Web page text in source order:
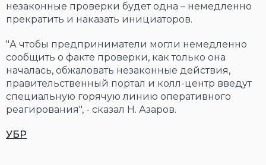
незаконные проверки будет одна – немедленно
прекратить и наказать инициаторов.
"А чтобы предприниматели могли немедленно
сообщить о факте проверки, как только она
началась, обжаловать незаконные действия,
правительственный портал и колл-центр введут
специальную горячую линию оперативного
реагирования", - сказал Н. Азаров.
УБР